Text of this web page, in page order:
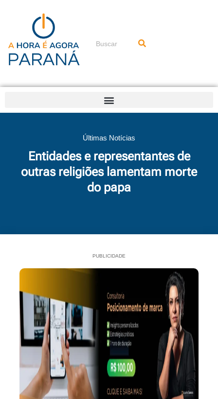
conteúdo
Pesquisar
Últimas Notícias
Entidades e representantes de
outras religiões lamentam morte
do papa
PUBLICIDADE